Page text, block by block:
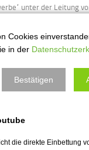
unter der Leitung
aus der Klasse
forscht“ -
Mathematik- und
aktiv und
Tischtennis-Jungen
Malte Merkel, Gunnar
Cookies
in der
Bestätigen
die direkte Einbettung